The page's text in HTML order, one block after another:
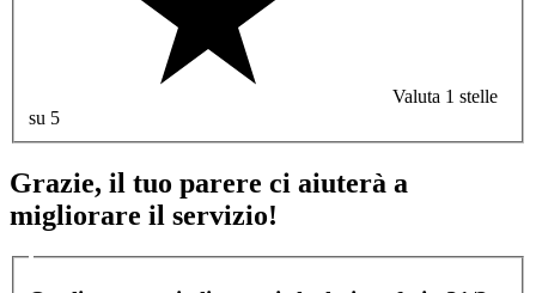
Valuta 1 stelle
su 5
Grazie, il tuo parere ci aiuterà a
migliorare il servizio!